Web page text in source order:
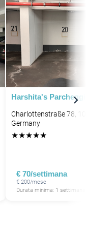
Harshita's
Charlottenstraße 78,
Germany
★★★★★
€ 70/settimana
€ 200/mese
Durata minima: 1 settimana